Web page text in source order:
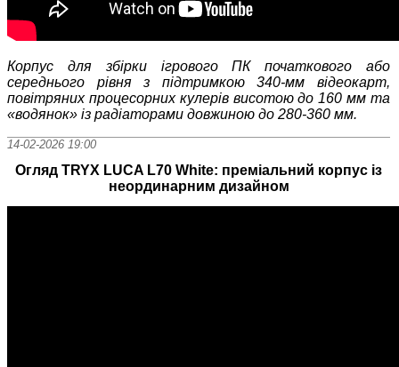
Корпус для збірки ігрового ПК початкового або
середнього рівня з підтримкою 340-мм відеокарт,
повітряних процесорних кулерів висотою до 160 мм та
«водянок» із радіаторами довжиною до 280-360 мм.
14-02-2026 19:00
Огляд TRYX LUCA L70 White: преміальний корпус із
неординарним дизайном